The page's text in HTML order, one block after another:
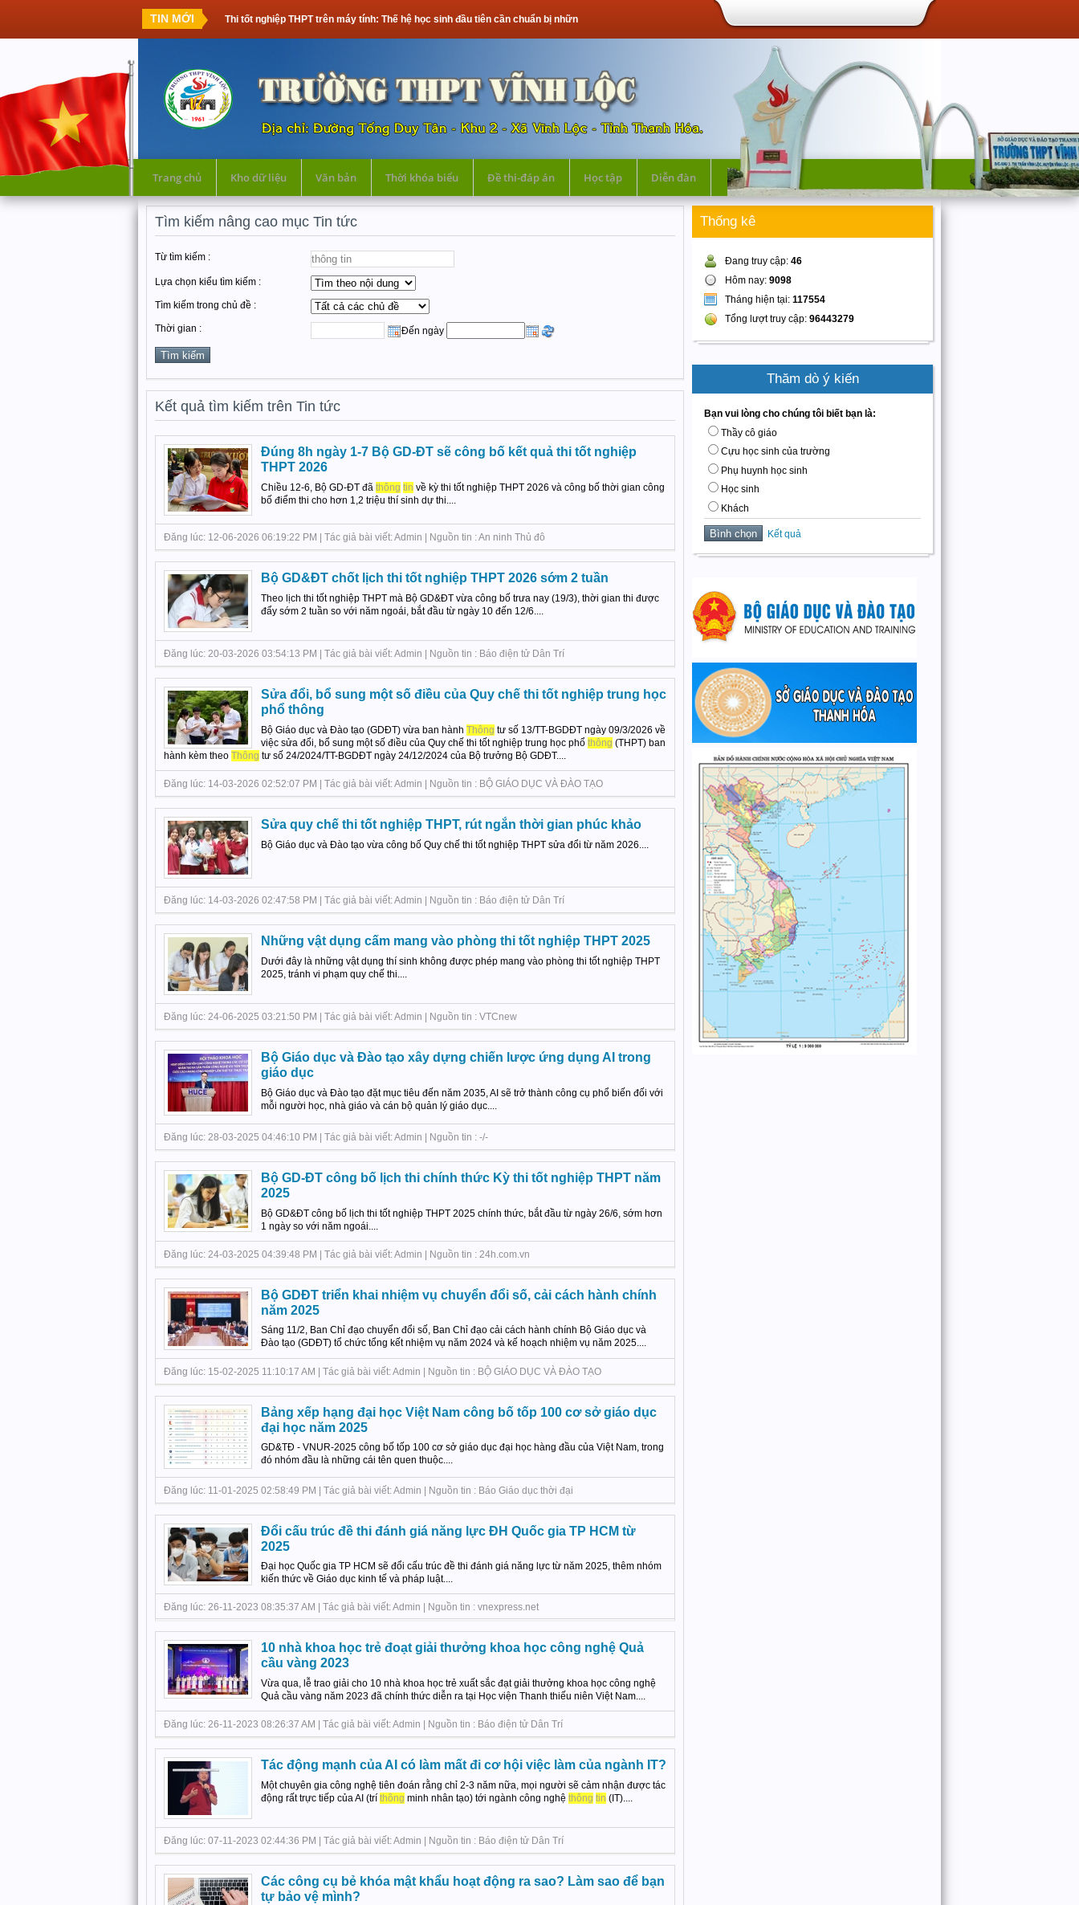
TIN MỚIThi tốt nghiệp THPT trên máy tính: Thế hệ học sinh đầu tiên cần chuẩn bị những gì?
Trang chủ Kho dữ liệu Văn bản Thời khóa biểu Đề thi-đáp án Học tập Diễn đàn
Tìm kiếm nâng cao mục Tin tức
Từ tìm kiếm :
Lựa chọn kiểu tìm kiếm :
Tìm kiếm trong chủ đề :
Thời gian : Đến ngày
Kết quả tìm kiếm trên Tin tức
Đúng 8h ngày 1-7 Bộ GD-ĐT sẽ công bố kết quả thi tốt nghiệp
THPT 2026
Chiều 12-6, Bộ GD-ĐT đã thông tin về kỳ thi tốt nghiệp THPT 2026 và công bố thời gian công
bố điểm thi cho hơn 1,2 triệu thí sinh dự thi....
Đăng lúc: 12-06-2026 06:19:22 PM | Tác giả bài viết: Admin | Nguồn tin : An ninh Thủ đô
Bộ GD&ĐT chốt lịch thi tốt nghiệp THPT 2026 sớm 2 tuần
Theo lịch thi tốt nghiệp THPT mà Bộ GD&ĐT vừa công bố trưa nay (19/3), thời gian thi được
đẩy sớm 2 tuần so với năm ngoái, bắt đầu từ ngày 10 đến 12/6....
Đăng lúc: 20-03-2026 03:54:13 PM | Tác giả bài viết: Admin | Nguồn tin : Báo điện tử Dân Trí
Sửa đổi, bổ sung một số điều của Quy chế thi tốt nghiệp trung học
phổ thông
Bộ Giáo dục và Đào tạo (GDĐT) vừa ban hành Thông tư số 13/TT-BGDĐT ngày 09/3/2026 về
việc sửa đổi, bổ sung một số điều của Quy chế thi tốt nghiệp trung học phổ thông (THPT) ban
hành kèm theo Thông tư số 24/2024/TT-BGDĐT ngày 24/12/2024 của Bộ trưởng Bộ GDĐT....
Đăng lúc: 14-03-2026 02:52:07 PM | Tác giả bài viết: Admin | Nguồn tin : BỘ GIÁO DỤC VÀ ĐÀO TẠO
Sửa quy chế thi tốt nghiệp THPT, rút ngắn thời gian phúc khảo
Bộ Giáo dục và Đào tạo vừa công bố Quy chế thi tốt nghiệp THPT sửa đổi từ năm 2026....
Đăng lúc: 14-03-2026 02:47:58 PM | Tác giả bài viết: Admin | Nguồn tin : Báo điện tử Dân Trí
Những vật dụng cấm mang vào phòng thi tốt nghiệp THPT 2025
Dưới đây là những vật dụng thí sinh không được phép mang vào phòng thi tốt nghiệp THPT
2025, tránh vi phạm quy chế thi....
Đăng lúc: 24-06-2025 03:21:50 PM | Tác giả bài viết: Admin | Nguồn tin : VTCnew
Bộ Giáo dục và Đào tạo xây dựng chiến lược ứng dụng AI trong
giáo dục
Bộ Giáo dục và Đào tạo đặt mục tiêu đến năm 2035, AI sẽ trở thành công cụ phổ biến đối với
mỗi người học, nhà giáo và cán bộ quản lý giáo dục....
Đăng lúc: 28-03-2025 04:46:10 PM | Tác giả bài viết: Admin | Nguồn tin : -/-
Bộ GD-ĐT công bố lịch thi chính thức Kỳ thi tốt nghiệp THPT năm
2025
Bộ GD&ĐT công bố lịch thi tốt nghiệp THPT 2025 chính thức, bắt đầu từ ngày 26/6, sớm hơn
1 ngày so với năm ngoái....
Đăng lúc: 24-03-2025 04:39:48 PM | Tác giả bài viết: Admin | Nguồn tin : 24h.com.vn
Bộ GDĐT triển khai nhiệm vụ chuyển đổi số, cải cách hành chính
năm 2025
Sáng 11/2, Ban Chỉ đạo chuyển đổi số, Ban Chỉ đạo cải cách hành chính Bộ Giáo dục và
Đào tạo (GDĐT) tổ chức tổng kết nhiệm vụ năm 2024 và kế hoạch nhiệm vụ năm 2025....
Đăng lúc: 15-02-2025 11:10:17 AM | Tác giả bài viết: Admin | Nguồn tin : BỘ GIÁO DỤC VÀ ĐÀO TẠO
Bảng xếp hạng đại học Việt Nam công bố tốp 100 cơ sở giáo dục
đại học năm 2025
GD&TĐ - VNUR-2025 công bố tốp 100 cơ sở giáo dục đại học hàng đầu của Việt Nam, trong
đó nhóm đầu là những cái tên quen thuộc....
Đăng lúc: 11-01-2025 02:58:49 PM | Tác giả bài viết: Admin | Nguồn tin : Báo Giáo dục thời đại
Đổi cấu trúc đề thi đánh giá năng lực ĐH Quốc gia TP HCM từ
2025
Đại học Quốc gia TP HCM sẽ đổi cấu trúc đề thi đánh giá năng lực từ năm 2025, thêm nhóm
kiến thức về Giáo dục kinh tế và pháp luật....
Đăng lúc: 26-11-2023 08:35:37 AM | Tác giả bài viết: Admin | Nguồn tin : vnexpress.net
10 nhà khoa học trẻ đoạt giải thưởng khoa học công nghệ Quả
cầu vàng 2023
Vừa qua, lễ trao giải cho 10 nhà khoa học trẻ xuất sắc đạt giải thưởng khoa học công nghệ
Quả cầu vàng năm 2023 đã chính thức diễn ra tại Học viện Thanh thiếu niên Việt Nam....
Đăng lúc: 26-11-2023 08:26:37 AM | Tác giả bài viết: Admin | Nguồn tin : Báo điện tử Dân Trí
Tác động mạnh của AI có làm mất đi cơ hội việc làm của ngành IT?
Một chuyên gia công nghệ tiên đoán rằng chỉ 2-3 năm nữa, mọi người sẽ cảm nhận được tác
động rất trực tiếp của AI (trí thông minh nhân tạo) tới ngành công nghệ thông tin (IT)....
Đăng lúc: 07-11-2023 02:44:36 PM | Tác giả bài viết: Admin | Nguồn tin : Báo điện tử Dân Trí
Các công cụ bẻ khóa mật khẩu hoạt động ra sao? Làm sao để bạn
tự bảo vệ mình?
Thống kê
Đang truy cập: 46
Hôm nay: 9098
Tháng hiện tại: 117554
Tổng lượt truy cập: 96443279
Thăm dò ý kiến
Bạn vui lòng cho chúng tôi biết bạn là:
Thầy cô giáo
Cựu học sinh của trường
Phụ huynh học sinh
Học sinh
Khách
Kết quả